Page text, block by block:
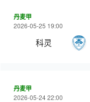
丹麦甲
2026-05-25 19:00
科灵
丹麦甲
2026-05-24 22:00